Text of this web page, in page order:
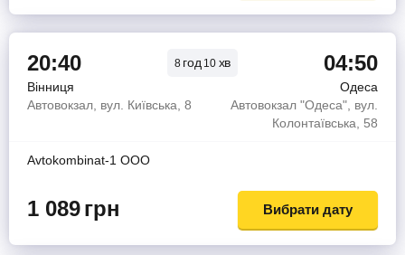
20:40 8 год10 хв 04:50
Вінниця
Одеса
Автовокзал, вул. Київська, 8
Автовокзал "Одеса", вул.
Колонтаївська, 58
Avtokombinat-1 OOO
1 089грн Вибрати дату